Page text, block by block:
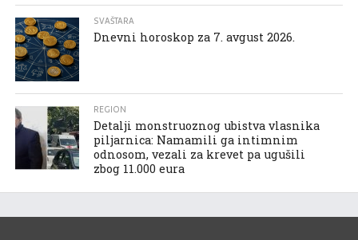
SVAŠTARA
Dnevni horoskop za 7. avgust 2026.
REGION
Detalji monstruoznog ubistva vlasnika
piljarnica: Namamili ga intimnim
odnosom, vezali za krevet pa ugušili
zbog 11.000 eura